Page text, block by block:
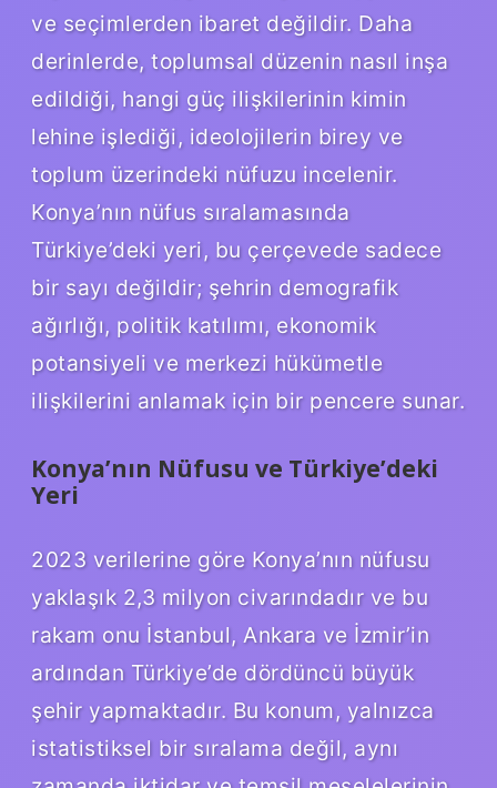
ve seçimlerden ibaret değildir. Daha
derinlerde, toplumsal düzenin nasıl inşa
edildiği, hangi güç ilişkilerinin kimin
lehine işlediği, ideolojilerin birey ve
toplum üzerindeki nüfuzu incelenir.
Konya’nın nüfus sıralamasında
Türkiye’deki yeri, bu çerçevede sadece
bir sayı değildir; şehrin demografik
ağırlığı, politik katılımı, ekonomik
potansiyeli ve merkezi hükümetle
ilişkilerini anlamak için bir pencere sunar.
Konya’nın Nüfusu ve Türkiye’deki
Yeri
2023 verilerine göre Konya’nın nüfusu
yaklaşık 2,3 milyon civarındadır ve bu
rakam onu İstanbul, Ankara ve İzmir’in
ardından Türkiye’de dördüncü büyük
şehir yapmaktadır. Bu konum, yalnızca
istatistiksel bir sıralama değil, aynı